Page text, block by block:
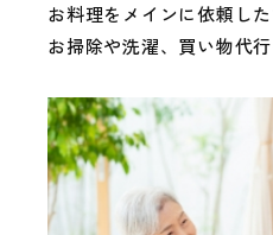
お問い合わせ
お料理をメインに依頼し
お掃除や洗濯、買い物代行